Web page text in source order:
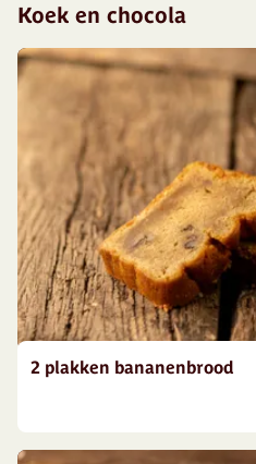
Koek en chocola
2 plakken bananenbrood